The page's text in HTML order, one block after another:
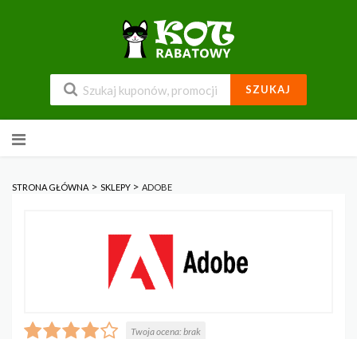
SZUKAJ
do
STRONA GŁÓWNA > SKLEPY > ADOBE
Twoja ocena:brak